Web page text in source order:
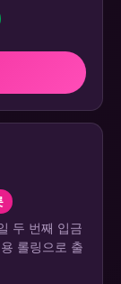
두 번째 입금
롤링으로 출